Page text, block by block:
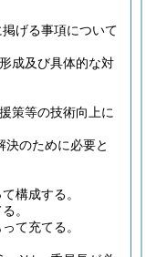
げる事項について
成及び具体的な対
策等の技術向上に
決のために必要と
構成する。
。
て充てる。